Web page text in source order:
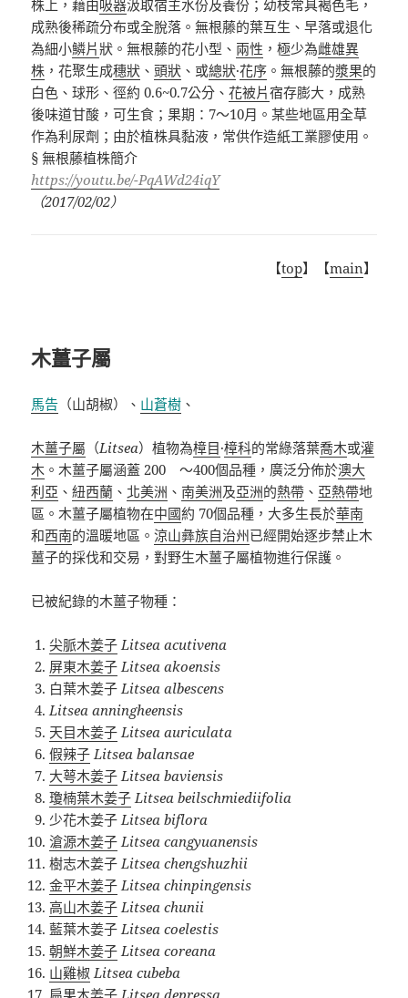
株上，藉由吸器汲取宿主水份及養份；幼枝常具褐色毛，
成熟後稀疏分布或全脫落。無根藤的葉互生、早落或退化
為細小鱗片狀。無根藤的花小型、 兩性 ，極少為雌雄異
株 ，花聚生成穗狀 、頭狀 、或總狀·花序 。無根藤的漿果的
白色、球形、徑約 0.6~0.7公分、花被片宿存膨大，成熟
後味道甘酸，可生食；果期： 7～10月。某些地區用全草
作為利尿劑；由於植株具黏液，常供作造紙工業膠使用。
§ 無根藤植株簡介
https://youtu.be/-PqAWd24iqY
（2017/02/02）
【top】【main】
木薑子屬
馬告 （山胡椒）、 山蒼樹 、
木薑子屬 （Litsea）植物為樟目·樟科的常綠落葉喬木或灌
木 。木薑子屬涵蓋 200 ～400個品種，廣泛分佈於澳大
利亞 、紐西蘭 、 北美洲 、 南美洲及亞洲的熱帶 、 亞熱帶地
區。木薑子屬植物在中國約 70個品種，大多生長於華南
和西南的溫暖地區。涼山彝族自治州已經開始逐步禁止木
薑子的採伐和交易，對野生木薑子屬植物進行保護。
已被紀錄的木薑子物種：
尖脈木姜子 Litsea acutivena
屏東木姜子 Litsea akoensis
白葉木姜子Litsea albescens
Litsea anningheensis
天目木姜子 Litsea auriculata
假辣子 Litsea balansae
大萼木姜子 Litsea baviensis
瓊楠葉木姜子 Litsea beilschmiediifolia
少花木姜子Litsea biflora
滄源木姜子 Litsea cangyuanensis
樹志木姜子Litsea chengshuzhii
金平木姜子 Litsea chinpingensis
高山木姜子 Litsea chunii
藍葉木姜子Litsea coelestis
朝鮮木姜子 Litsea coreana
山雞椒 Litsea cubeba